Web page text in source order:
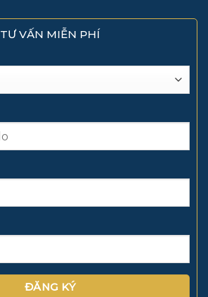
TƯ VẤN MIỄN PHÍ